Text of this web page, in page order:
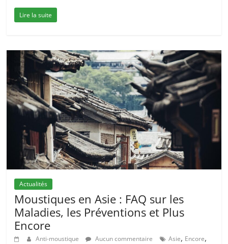
Lire la suite
Actualités
Moustiques en Asie : FAQ sur les
Maladies, les Préventions et Plus
Encore
Anti-moustique Aucun commentaire Asie, Encore,